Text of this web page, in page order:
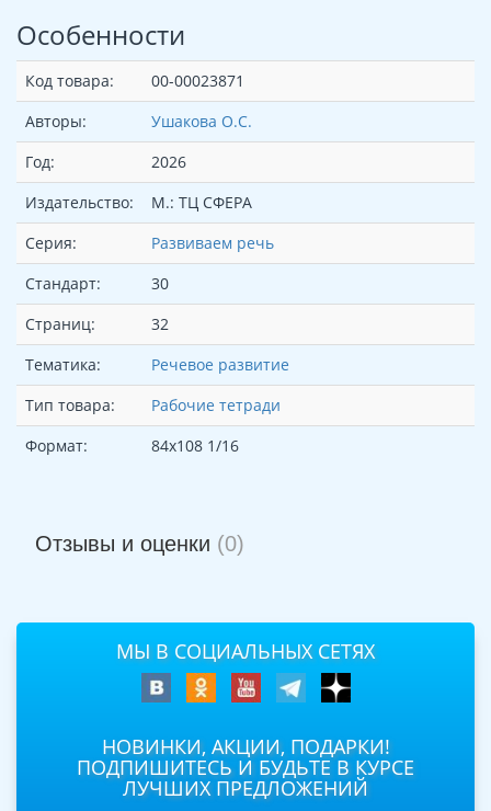
Особенности
Код товара:
00-00023871
Авторы:
Ушакова О.С.
Год:
2026
Издательство:
М.: ТЦ СФЕРА
Серия:
Развиваем речь
Стандарт:
30
Страниц:
32
Тематика:
Речевое развитие
Тип товара:
Рабочие тетради
Формат:
84x108 1/16
Отзывы и оценки (0)
МЫ В СОЦИАЛЬНЫХ СЕТЯХ
НОВИНКИ, АКЦИИ, ПОДАРКИ!
ПОДПИШИТЕСЬ И БУДЬТЕ В КУРСЕ
ЛУЧШИХ ПРЕДЛОЖЕНИЙ